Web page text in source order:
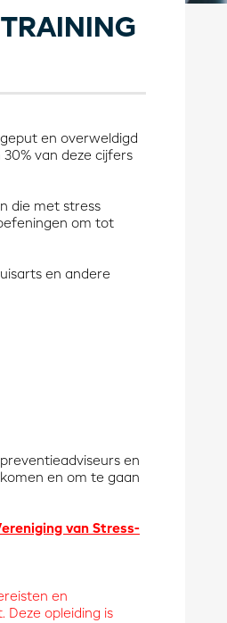
en overweldigd
van deze cijfers
die met stress
om tot
en andere
en
en om te gaan
van Stress-
en
opleiding is